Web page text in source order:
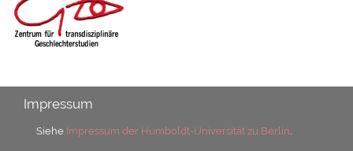
Impressum
Siehe Impressum der Humboldt-Universität zu Berlin